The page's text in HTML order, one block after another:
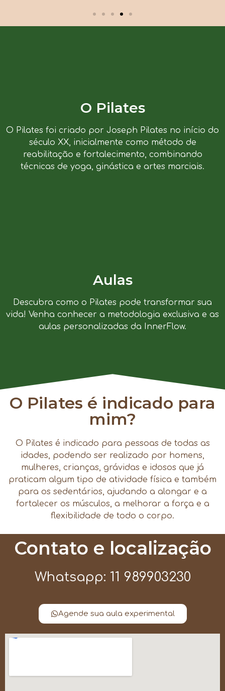
O Pilates
O Pilates foi criado por Joseph Pilates no início do
século XX, inicialmente como método de
reabilitação e fortalecimento, combinando
técnicas de yoga, ginástica e artes marciais.
Aulas
Descubra como o Pilates pode transformar sua
vida! Venha conhecer a metodologia exclusiva e as
aulas personalizadas da InnerFlow.
O Pilates é indicado para
mim?
O Pilates é indicado para pessoas de todas as
idades, podendo ser realizado por homens,
mulheres, crianças, grávidas e idosos que já
praticam algum tipo de atividade física e também
para os sedentários, ajudando a alongar e a
fortalecer os músculos, a melhorar a força e a
flexibilidade de todo o corpo.
Contato e localização
Whatsapp: 11 989903230
Agende sua aula experimental